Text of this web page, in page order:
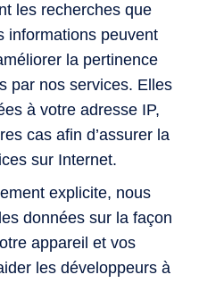
les recherches que
informations peuvent
la pertinence
par nos services. Elles
à votre adresse IP,
cas afin d’assurer la
sur Internet.
explicite, nous
données sur la façon
appareil et vos
les développeurs à